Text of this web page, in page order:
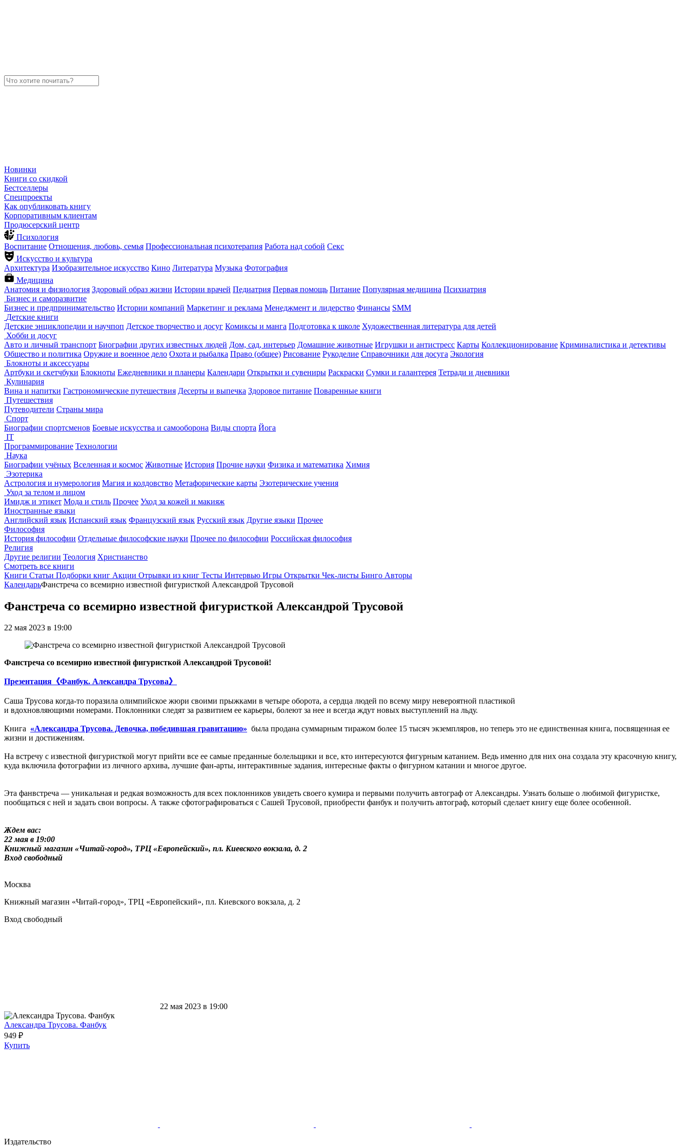
Новинки
Книги со скидкой
Бестселлеры
Спецпроекты
Как опубликовать книгу
Корпоративным клиентам
Продюсерский центр
Психология
Воспитание Отношения, любовь, семья Профессиональная психотерапия Работа над собой Секс
Искусство и культура
Архитектура Изобразительное искусство Кино Литература Музыка Фотография
Медицина
Анатомия и физиология Здоровый образ жизни Истории врачей Педиатрия Первая помощь Питание Популярная медицина Психиатрия
Бизнес и саморазвитие
Бизнес и предпринимательство Истории компаний Маркетинг и реклама Менеджмент и лидерство Финансы SMM
Детские книги
Детские энциклопедии и научпоп Детское творчество и досуг Комиксы и манга Подготовка к школе Художественная литература для детей
Хобби и досуг
Авто и личный транспорт Биографии других известных людей Дом, сад, интерьер Домашние животные Игрушки и антистресс Карты Коллекционирование Криминалистика и детективы
Общество и политика Оружие и военное дело Охота и рыбалка Право (общее) Рисование Рукоделие Справочники для досуга Экология
Блокноты и аксессуары
Артбуки и скетчбуки Блокноты Ежедневники и планеры Календари Открытки и сувениры Раскраски Сумки и галантерея Тетради и дневники
Кулинария
Вина и напитки Гастрономические путешествия Десерты и выпечка Здоровое питание Поваренные книги
Путешествия
Путеводители Страны мира
Спорт
Биографии спортсменов Боевые искусства и самооборона Виды спорта Йога
IT
Программирование Технологии
Наука
Биографии учёных Вселенная и космос Животные История Прочие науки Физика и математика Химия
Эзотерика
Астрология и нумерология Магия и колдовство Метафорические карты Эзотерические учения
Уход за телом и лицом
Имидж и этикет Мода и стиль Прочее Уход за кожей и макияж
Иностранные языки
Английский язык Испанский язык Французский язык Русский язык Другие языки Прочее
Философия
История философии Отдельные философские науки Прочее по философии Российская философия
Религия
Другие религии Теология Христианство
Смотреть все книги
Книги Статьи Подборки книг Акции Отрывки из книг Тесты Интервью Игры Открытки Чек-листы Бинго Авторы
КалендарьФанстреча со всемирно известной фигуристкой Александрой Трусовой
Фанстреча со всемирно известной фигуристкой Александрой Трусовой
22 мая 2023 в 19:00
Фанстреча со всемирно известной фигуристкой Александрой Трусовой!
Презентация《Фанбук. Александра Трусова》
Саша Трусова когда-то поразила олимпийское жюри своими прыжками в четыре оборота, а сердца людей по всему миру невероятной пластикой
и вдохновляющими номерами. Поклонники следят за развитием ее карьеры, болеют за нее и всегда ждут новых выступлений на льду.
Книга «Александра Трусова. Девочка, победившая гравитацию» была продана суммарным тиражом более 15 тысяч экземпляров, но теперь это не единственная книга, посвященная ее
жизни и достижениям.
На встречу с известной фигуристкой могут прийти все ее самые преданные болельщики и все, кто интересуются фигурным катанием. Ведь именно для них она создала эту красочную книгу,
куда включила фотографии из личного архива, лучшие фан-арты, интерактивные задания, интересные факты о фигурном катании и многое другое.
Эта фанвстреча — уникальная и редкая возможность для всех поклонников увидеть своего кумира и первыми получить автограф от Александры. Узнать больше о любимой фигуристке,
пообщаться с ней и задать свои вопросы. А также сфотографироваться с Сашей Трусовой, приобрести фанбук и получить автограф, который сделает книгу еще более особенной.
Ждем вас:
22 мая в 19:00
Книжный магазин «Читай-город», ТРЦ «Европейский», пл. Киевского вокзала, д. 2
Вход свободный
Москва
Книжный магазин «Читай-город», ТРЦ «Европейский», пл. Киевского вокзала, д. 2
Вход свободный
22 мая 2023 в 19:00
Александра Трусова. Фанбук
949 ₽
Купить
Издательство